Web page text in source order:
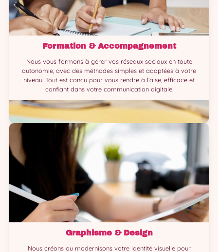
Formation & Accompagnement
Nous vous formons à gérer vos réseaux sociaux en toute
autonomie, avec des méthodes simples et adaptées à votre
niveau. Tout est conçu pour vous rendre à l’aise, efficace et
confiant dans votre communication digitale.
Graphisme & Design
Nous créons ou modernisons votre identité visuelle pour